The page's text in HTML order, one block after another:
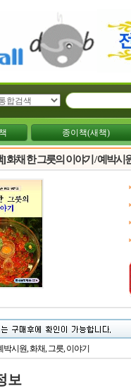
종이책(새책)
] 화채 한 그릇의 이야기 / 예박시
박시원, 화채, 그릇, 이야기
보